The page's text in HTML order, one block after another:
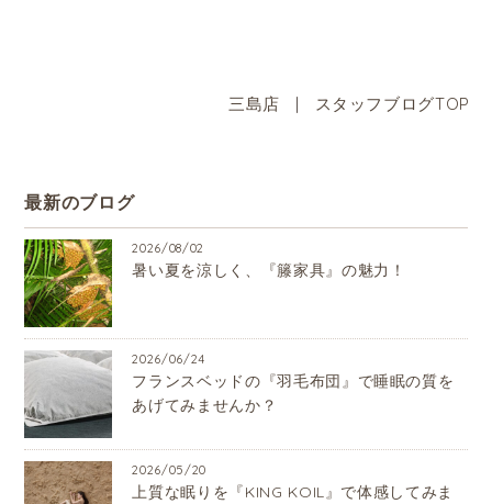
三島店 | スタッフブログTOP
最新のブログ
2026/08/02
暑い夏を涼しく、『籐家具』の魅力！
2026/06/24
フランスベッドの『羽毛布団』で睡眠の質を
あげてみませんか？
2026/05/20
上質な眠りを『KING KOIL』で体感してみま